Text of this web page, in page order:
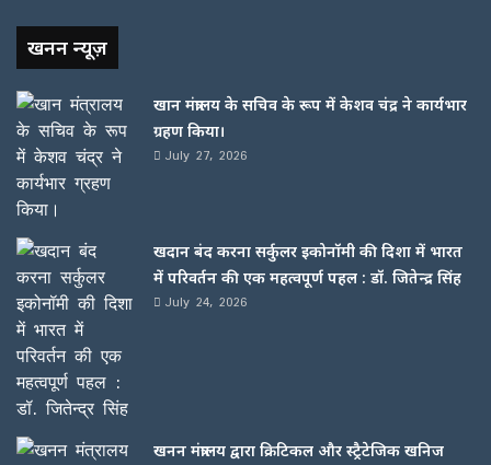
खनन न्यूज़
खान मंत्रालय के सचिव के रूप में केशव चंद्र ने कार्यभार
ग्रहण किया।
July 27, 2026
खदान बंद करना सर्कुलर इकोनॉमी की दिशा में भारत
में परिवर्तन की एक महत्वपूर्ण पहल : डॉ. जितेन्द्र सिंह
July 24, 2026
खनन मंत्रालय द्वारा क्रिटिकल और स्ट्रैटेजिक खनिज